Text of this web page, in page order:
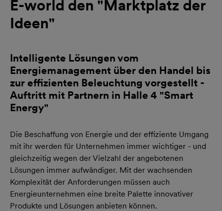
E-world den "Marktplatz der
Ideen"
Intelligente Lösungen vom
Energiemanagement über den Handel bis
zur effizienten Beleuchtung vorgestellt -
Auftritt mit Partnern in Halle 4 "Smart
Energy"
Die Beschaffung von Energie und der effiziente Umgang
mit ihr werden für Unternehmen immer wichtiger - und
gleichzeitig wegen der Vielzahl der angebotenen
Lösungen immer aufwändiger. Mit der wachsenden
Komplexität der Anforderungen müssen auch
Energieunternehmen eine breite Palette innovativer
Produkte und Lösungen anbieten können.